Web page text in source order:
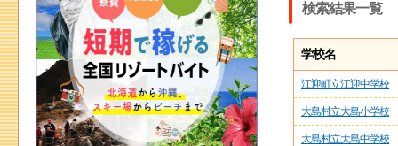
検索結果一覧
学校名
江迎町立江迎中学校
大島村立大島小学校
大島村立大島中学校